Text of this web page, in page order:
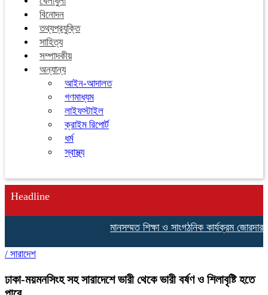
বিনোদন
তথ্যপ্রযুক্তি
সাহিত্য
সম্পাদকীয়
অন্যান্য
আইন-আদালত
গণমাধ্যম
লাইফস্টাইল
ক্রাইম রিপোর্ট
ধর্ম
স্বাস্থ্য
Headline
মানসম্মত শিক্ষা ও সাংগঠনিক কার্যক্রম জোরদার
/ সারাদেশ
ঢাকা-ময়মনসিংহ সহ সারাদেশে ভারী থেকে ভারী বর্ষণ ও শিলাবৃষ্টি হতে